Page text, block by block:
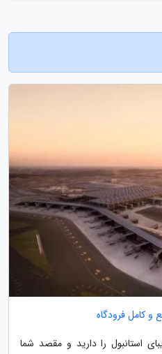
و کامل فرودگاه
استانبول را دارید و مقصد شما